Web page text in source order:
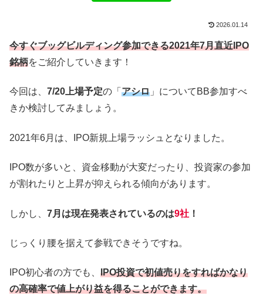
2026.01.14
今すぐブッグビルディング参加できる2021年7月直近IPO
銘柄をご紹介していきます！
今回は、 7/20上場予定の「 アシロ 」についてBB参加すべ
きか検討してみましょう。
2021年6月は、IPO新規上場ラッシュとなりました。
IPO数が多いと、資金移動が大変だったり、投資家の参加
が割れたりと上昇が抑えられる傾向があります。
しかし、 7月は現在発表されているのは9社 ！
じっくり腰を据えて参戦できそうですね。
IPO初心者の方でも、 IPO投資で初値売りをすればかなり
の高確率で値上がり益を得ることができます。